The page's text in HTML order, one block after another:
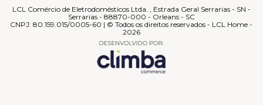
LCL Comércio de Eletrodomésticos Ltda. , Estrada Geral Serrarias - SN -
Serrarias - 88870-000 - Orleans - SC
CNPJ: 80.159.015/0005-60 | © Todos os direitos reservados - LCL Home -
2026